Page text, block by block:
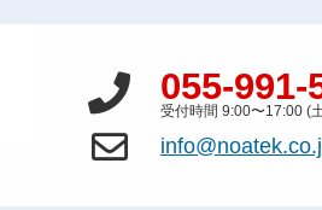
055-991-
受付時間 9:00〜17:00 (